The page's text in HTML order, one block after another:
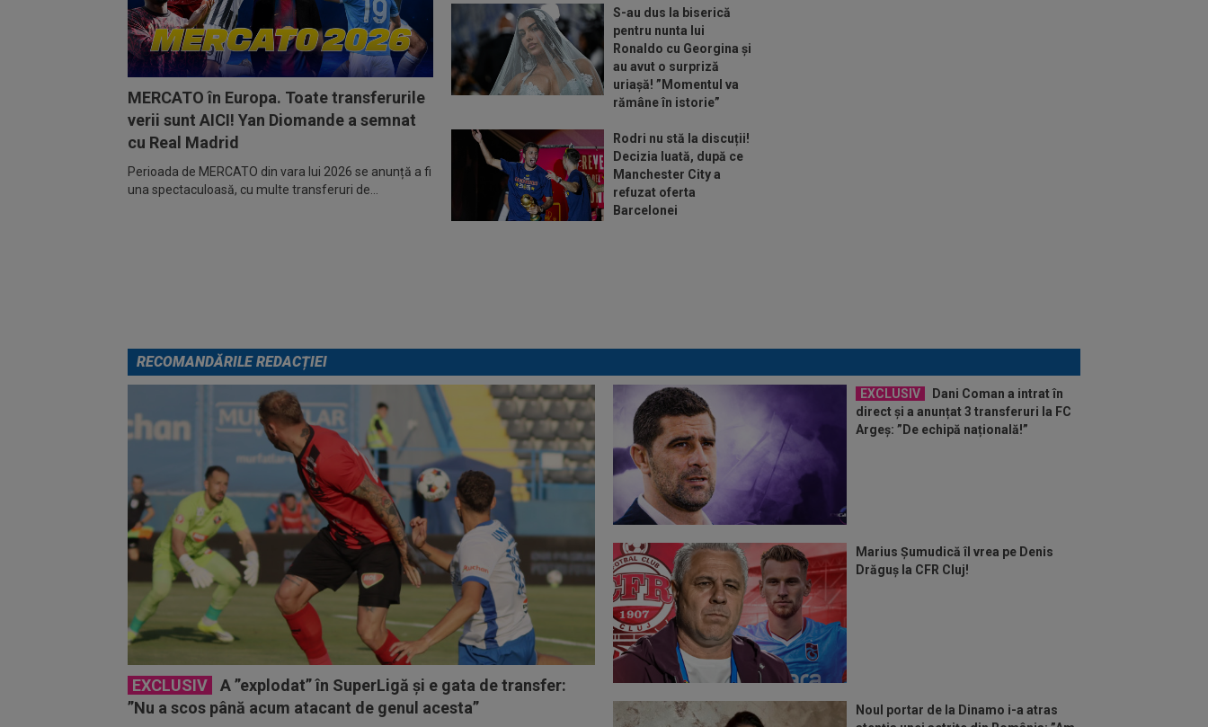
MERCATO în Europa. Toate transferurile
verii sunt AICI! Yan Diomande a semnat
cu Real Madrid
Perioada de MERCATO din vara lui 2026 se anunță a fi
una spectaculoasă, cu multe transferuri de...
S-au dus la biserică
pentru nunta lui
Ronaldo cu Georgina și
au avut o surpriză
uriașă! ”Momentul va
rămâne în istorie”
Rodri nu stă la discuții!
Decizia luată, după ce
Manchester City a
refuzat oferta
Barcelonei
RECOMANDĂRILE REDACȚIEI
EXCLUSIV
A ”explodat” în SuperLigă și e gata de transfer:
”Nu a scos până acum atacant de genul acesta”
EXCLUSIV
Dani Coman a intrat în
direct și a anunțat 3 transferuri la FC
Argeș: ”De echipă națională!”
Marius Șumudică îl vrea pe Denis
Drăguș la CFR Cluj!
Noul portar de la Dinamo i-a atras